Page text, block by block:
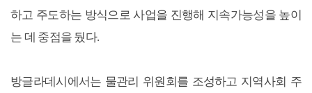
하고 주도하는 방식으로 사업을 진행해 지속가능성을 높이
는 데 중점을 뒀다.
방글라데시에서는 물관리 위원회를 조성하고 지역사회 주